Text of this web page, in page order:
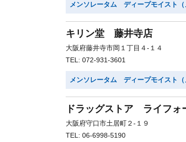
メンソレータム ディープモイスト（
キリン堂 藤井寺店
大阪府藤井寺市岡１丁目４-１４
TEL: 072-931-3601
メンソレータム ディープモイスト（
ドラッグストア ライフォ
大阪府守口市土居町２-１９
TEL: 06-6998-5190